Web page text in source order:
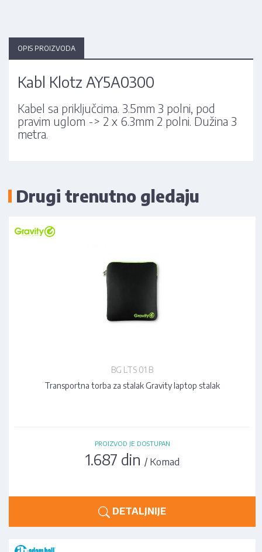
OPIS PROIZVODA
Kabl Klotz AY5A0300
Kabel sa priključcima. 3.5mm 3 polni, pod
pravim uglom -> 2 x 6.3mm 2 polni. Dužina 3
metra.
Drugi trenutno gledaju
BG LTS 01 B
Transportna torba za stalak Gravity laptop stalak
PROIZVOD JE DOSTUPAN
1.687 din / Komad
DETALJNIJE